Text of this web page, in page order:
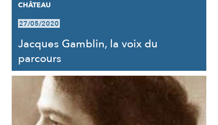
CHÂTEAU
27/05/2020
Jacques Gamblin, la voix du
parcours